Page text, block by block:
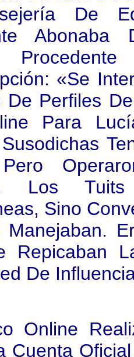
De
Abonaba
Procedente
«Se
De Perfiles
Para
Los
Sino
Manejaban.
Repicaban
De
Online
Cuenta